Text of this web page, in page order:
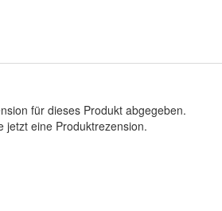
für dieses Produkt abgegeben.
jetzt eine Produktrezension.